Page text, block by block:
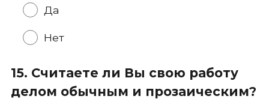
Да
Нет
15. Считаете ли Вы свою работу
делом обычным и прозаическим?